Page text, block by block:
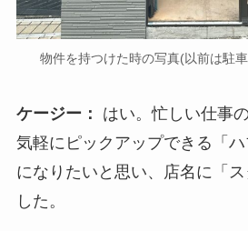
物件を持つけた時の写真(以前は駐
ケージー：
はい。忙しい仕事
気軽にピックアップできる「
になりたいと思い、店名に「
した。